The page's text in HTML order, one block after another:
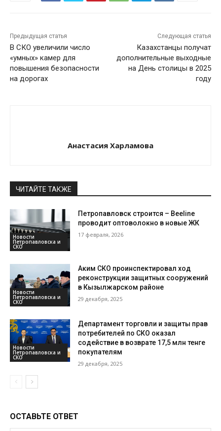
Предыдущая статья
В СКО увеличили число
«умных» камер для
повышения безопасности
на дорогах
Следующая статья
Казахстанцы получат
дополнительные выходные
на День столицы в 2025
году
Анастасия Харламова
ЧИТАЙТЕ ТАКЖЕ
Новости
Петропавловска и
СКО
Петропавловск строится – Beeline
проводит оптоволокно в новые ЖК
17 февраля, 2026
Новости
Петропавловска и
СКО
Аким СКО проинспектировал ход
реконструкции защитных сооружений
в Кызылжарском районе
29 декабря, 2025
Новости
Петропавловска и
СКО
Департамент торговли и защиты прав
потребителей по СКО оказал
содействие в возврате 17,5 млн тенге
покупателям
29 декабря, 2025
ОСТАВЬТЕ ОТВЕТ